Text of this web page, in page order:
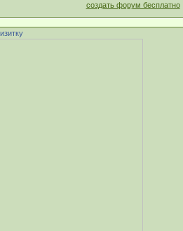
создать форум бесплатно